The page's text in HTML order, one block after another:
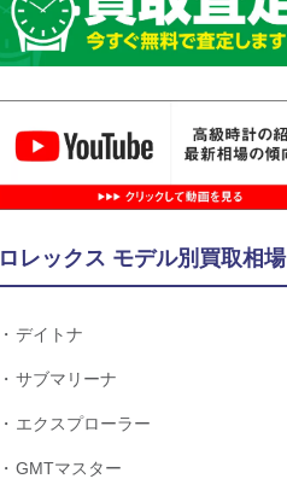
ロレックス モデル別買取相場
デイトナ
サブマリーナ
エクスプローラー
GMTマスター